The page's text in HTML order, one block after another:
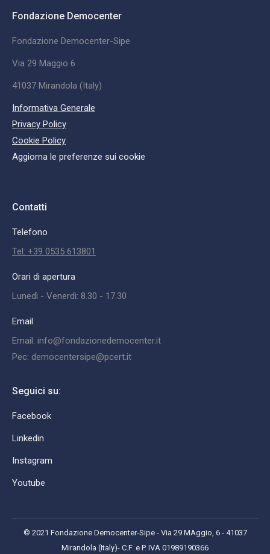
Fondazione Democenter
Fondazione Democenter-Sipe
Via 29 Maggio 6
41037 Mirandola (Italy)
Informativa Generale
Privacy Policy
Cookie Policy
Aggiorna le preferenze sui cookie
Contatti
Telefono
Tel: +39 0535 613801
Orari di apertura
Lunedì - Venerdì: 8.30 - 17.30
Email
Email: info@fondazionedemocenter.it
Pec: democentersipe@pcert.it
Seguici su:
Facebook
Linkedin
Instagram
Youtube
© 2021 Fondazione Democenter-Sipe - Via 29 MAggio, 6 - 41037
Mirandola (Italy)- C.F. e P. IVA 01989190366